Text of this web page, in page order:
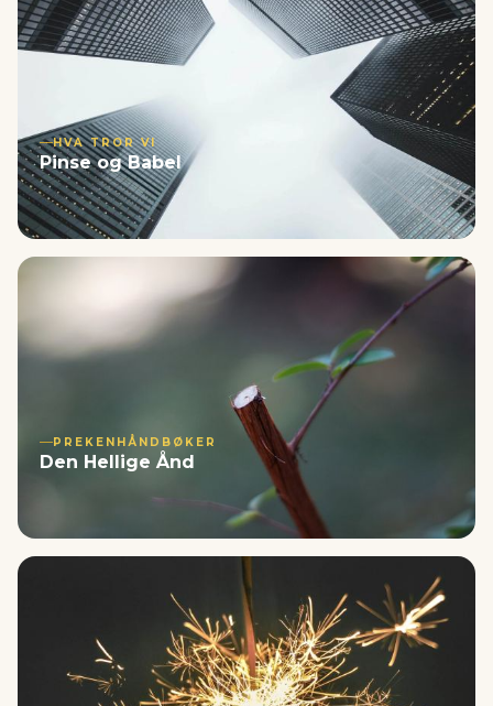
HVA TROR VI
Pinse og Babel
PREKENHÅNDBØKER
Den Hellige Ånd